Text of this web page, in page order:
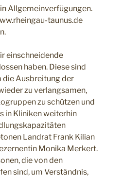
Allgemeinverfügungen.
taunus.de
einschneidende
haben. Diese sind
die Ausbreitung der
zu verlangsamen,
zu schützen und
in Kliniken weiterhin
Landrat Frank Kilian
Monika Merkert.
die von den
sind, um Verständnis,